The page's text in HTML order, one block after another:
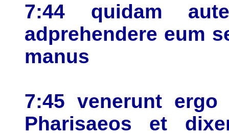
7:44 quidam
adprehendere eum
manus
7:45 venerunt
Pharisaeos et